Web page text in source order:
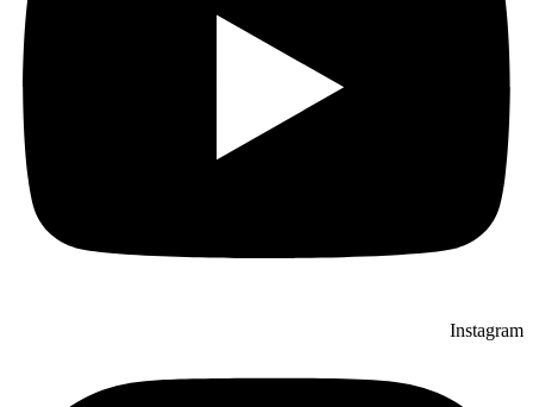
Instagram